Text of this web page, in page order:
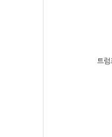
트럼